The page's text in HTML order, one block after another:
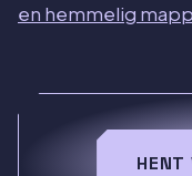
en hemmelig
HENT